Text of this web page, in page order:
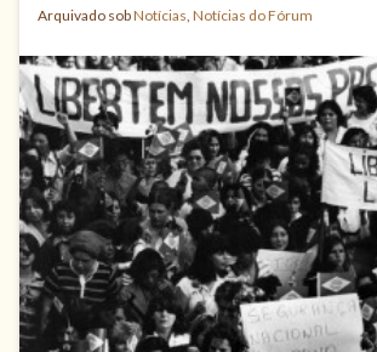
Arquivado sobNotícias Notícias do Fórum